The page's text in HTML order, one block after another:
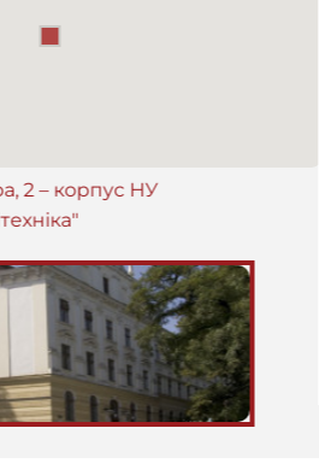
2 – корпус НУ